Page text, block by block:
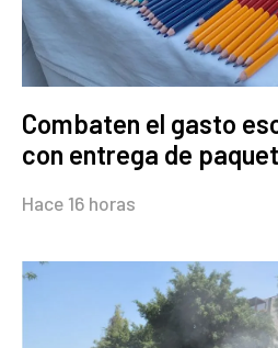
Combaten el gasto
con entrega de
Hace 16 horas